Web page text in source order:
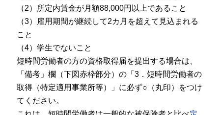
（2）所定内賃金が月額88,000円以上であること
（3）雇用期間が継続して2カ月を超えて見込まれる
こと
（4）学生でないこと
短時間労働者の方の資格取得届を提出する場合は、
「備考」欄（下図赤枠部分）の「3．短時間労働者の
取得（特定適用事業所等）」に必ず○（丸印）をつけ
てください。